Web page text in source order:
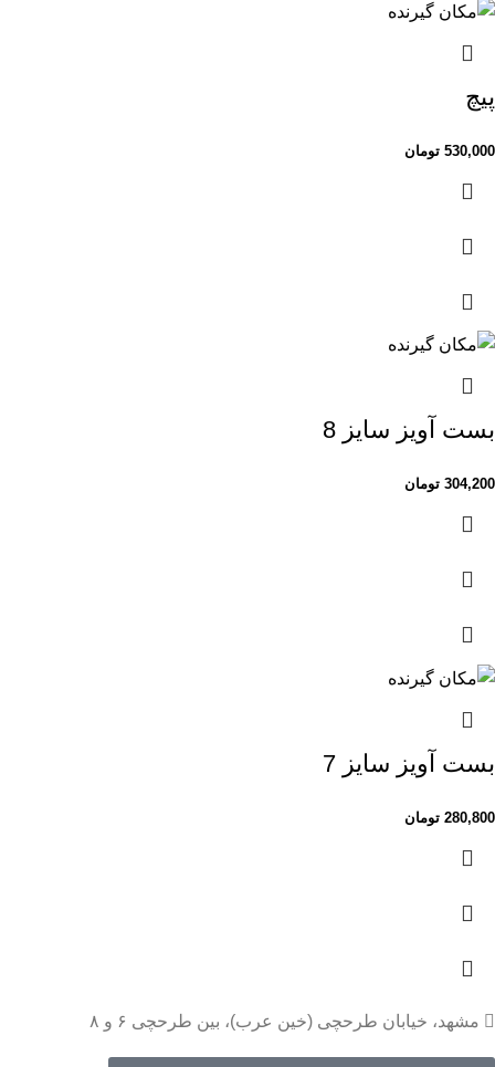
پیچ
530,000 تومان
بست آویز سایز 8
304,200 تومان
بست آویز سایز 7
280,800 تومان
مشهد، خیابان طرحچی (خین عرب)، بین طرحچی ۶ و ۸